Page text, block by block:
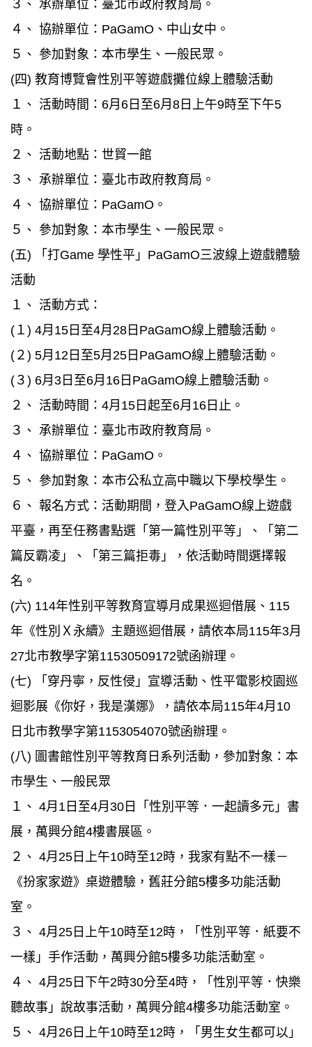
３、 承辦單位：臺北市政府教育局。
４、 協辦單位：PaGamO、中山女中。
５、 參加對象：本市學生、一般民眾。
(四) 教育博覽會性別平等遊戲攤位線上體驗活動
１、 活動時間：6月6日至6月8日上午9時至下午5
時。
２、 活動地點：世貿一館
３、 承辦單位：臺北市政府教育局。
４、 協辦單位：PaGamO。
５、 參加對象：本市學生、一般民眾。
(五) 「打Game 學性平」PaGamO三波線上遊戲體驗
活動
１、 活動方式：
(１) 4月15日至4月28日PaGamO線上體驗活動。
(２) 5月12日至5月25日PaGamO線上體驗活動。
(３) 6月3日至6月16日PaGamO線上體驗活動。
２、 活動時間：4月15日起至6月16日止。
３、 承辦單位：臺北市政府教育局。
４、 協辦單位：PaGamO。
５、 參加對象：本市公私立高中職以下學校學生。
６、 報名方式：活動期間，登入PaGamO線上遊戲
平臺，再至任務書點選「第一篇性別平等」、「第二
篇反霸凌」、「第三篇拒毒」，依活動時間選擇報
名。
(六) 114年性别平等教育宣導月成果巡迴借展、115
年《性別Ｘ永續》主題巡迴借展，請依本局115年3月
27北市教學字第11530509172號函辦理。
(七) 「穿丹寧，反性侵」宣導活動、性平電影校園巡
迴影展《你好，我是漢娜》，請依本局115年4月10
日北市教學字第1153054070號函辦理。
(八) 圖書館性別平等教育日系列活動，參加對象：本
市學生、一般民眾
１、 4月1日至4月30日「性別平等．一起讀多元」書
展，萬興分館4樓書展區。
２、 4月25日上午10時至12時，我家有點不一樣－
《扮家家遊》桌遊體驗，舊莊分館5樓多功能活動
室。
３、 4月25日上午10時至12時，「性別平等．紙要不
一樣」手作活動，萬興分館5樓多功能活動室。
４、 4月25日下午2時30分至4時，「性別平等．快樂
聽故事」說故事活動，萬興分館4樓多功能活動室。
５、 4月26日上午10時至12時，「男生女生都可以」